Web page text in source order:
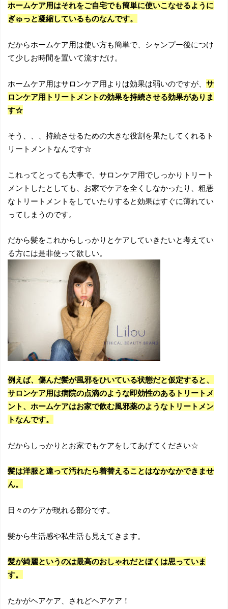
ホームケア用はそれをご自宅でも簡単に使いこなせるように
ぎゅっと凝縮しているものなんです。
だからホームケア用は使い方も簡単で、シャンプー後につけ
て少しお時間を置いて流すだけ。
ホームケア用はサロンケア用よりは効果は弱いのですが、 サ
ロンケア用トリートメントの効果を持続させる効果がありま
す☆
そう、、、持続させるための大きな役割を果たしてくれるト
リートメントなんです☆
これってとっても大事で、サロンケア用でしっかりトリート
メントしたとしても、お家でケアを全くしなかったり、粗悪
なトリートメントをしていたりすると効果はすぐに薄れてい
ってしまうのです。
だから髪をこれからしっかりとケアしていきたいと考えてい
る方には是非使って欲しい。
例えば、傷んだ髪が風邪をひいている状態だと仮定すると、
サロンケア用は病院の点滴のような即効性のあるトリートメ
ント、ホームケアはお家で飲む風邪薬のようなトリートメン
トなんです。
だからしっかりとお家でもケアをしてあげてください☆
髪は洋服と違って汚れたら着替えることはなかなかできませ
ん。
日々のケアが現れる部分です。
髪から生活感や私生活も見えてきます。
髪が綺麗というのは最高のおしゃれだとぼくは思っていま
す。
たかがヘアケア、されどヘアケア！